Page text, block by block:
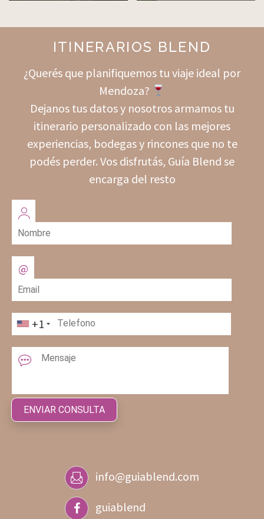
ITINERARIOS BLEND
¿Querés que planifiquemos tu viaje ideal por
Mendoza?
Dejanos tus datos y nosotros armamos tu
itinerario personalizado con las mejores
experiencias, bodegas y rincones que no te
podés perder. Vos disfrutás, Guía Blend se
encarga del resto
+1
info@guiablend.com
guiablend